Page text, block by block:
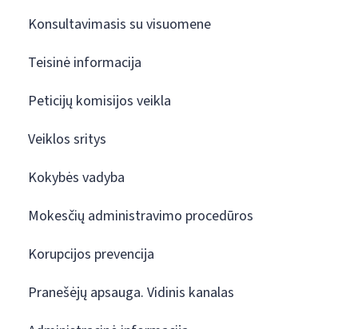
Konsultavimasis su visuomene
Teisinė informacija
Peticijų komisijos veikla
Veiklos sritys
Kokybės vadyba
Mokesčių administravimo procedūros
Korupcijos prevencija
Pranešėjų apsauga. Vidinis kanalas